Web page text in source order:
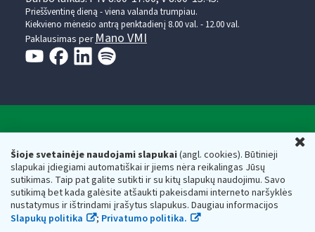
Šioje svetainėje naudojami slapukai(angl. cookies). Būtinieji
slapukai įdiegiami automatiškai ir jiems nėra reikalingas Jūsų
sutikimas. Taip pat galite sutikti ir su kitų slapukų naudojimu. Savo
sutikimą bet kada galėsite atšaukti pakeisdami interneto naršyklės
nustatymus ir ištrindami įrašytus slapukus. Daugiau informacijos
Slapukų politika
; Privatumo politika.
Prieššventinę dieną - viena valanda trumpiau.
Kiekvieno mėnesio antrą penktadienį 8.00 val. - 12.00 val.
Paklausimas per Mano VMI
Respublikos finansų ministerijos
Biudžetinė įstaiga. Juridinio asmens kodas — 188659752,
adresas: Vasario 16-osios g. 14, 01107 Vilnius, Lietuva, el.paštas:
vmi@vmi.lt, E. pristatymo dėžutės adresas 188659752
Duomenys apie Valstybinę mokesčių inspekciją prie Lietuvos
Respublikos finansų ministerijos kaupiami ir saugomi Juridinių